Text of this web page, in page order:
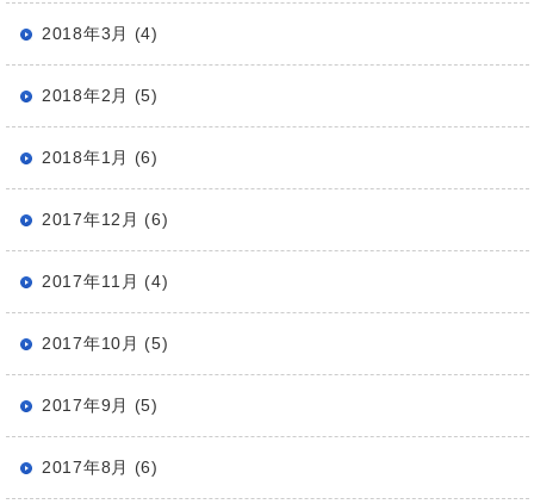
2018年3月 (4)
2018年2月 (5)
2018年1月 (6)
2017年12月 (6)
2017年11月 (4)
2017年10月 (5)
2017年9月 (5)
2017年8月 (6)